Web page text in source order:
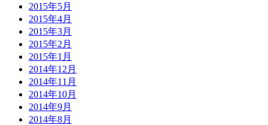
2015年5月
2015年4月
2015年3月
2015年2月
2015年1月
2014年12月
2014年11月
2014年10月
2014年9月
2014年8月